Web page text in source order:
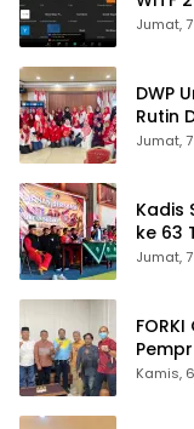
Jumat,
DWP
Rutin
Stres
Jumat,
Kadis
ke 63
Jumat,
Kamis,